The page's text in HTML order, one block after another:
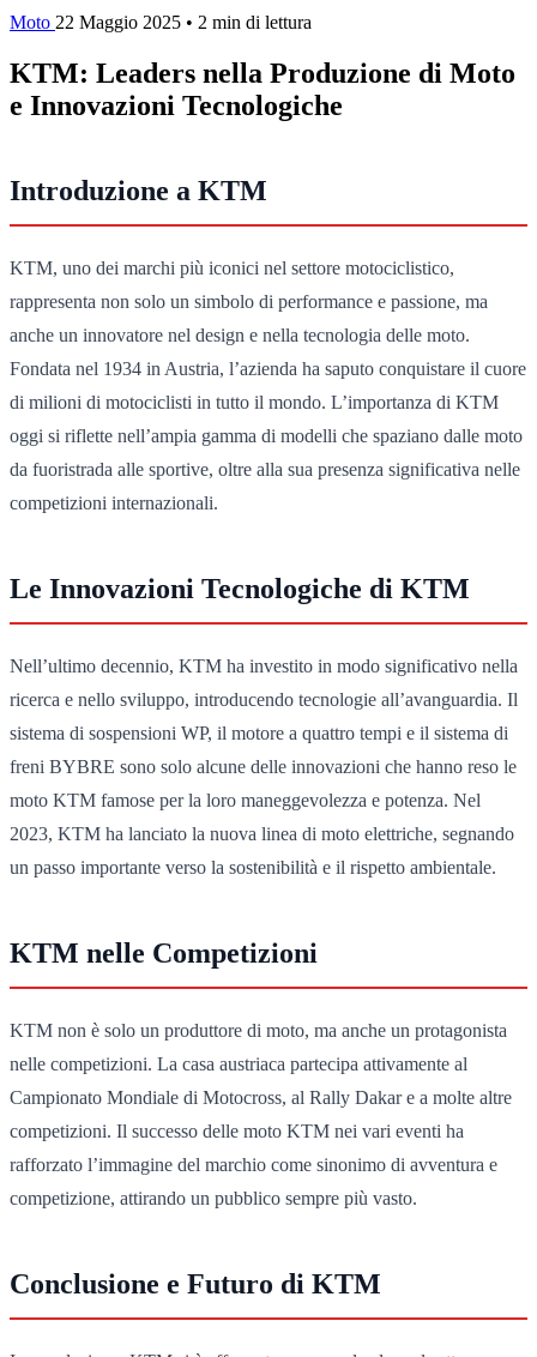
Moto 22 Maggio 2025 • 2 min di lettura
KTM: Leaders nella Produzione di Moto
e Innovazioni Tecnologiche
Introduzione a KTM
KTM, uno dei marchi più iconici nel settore motociclistico,
rappresenta non solo un simbolo di performance e passione, ma
anche un innovatore nel design e nella tecnologia delle moto.
Fondata nel 1934 in Austria, l’azienda ha saputo conquistare il cuore
di milioni di motociclisti in tutto il mondo. L’importanza di KTM
oggi si riflette nell’ampia gamma di modelli che spaziano dalle moto
da fuoristrada alle sportive, oltre alla sua presenza significativa nelle
competizioni internazionali.
Le Innovazioni Tecnologiche di KTM
Nell’ultimo decennio, KTM ha investito in modo significativo nella
ricerca e nello sviluppo, introducendo tecnologie all’avanguardia. Il
sistema di sospensioni WP, il motore a quattro tempi e il sistema di
freni BYBRE sono solo alcune delle innovazioni che hanno reso le
moto KTM famose per la loro maneggevolezza e potenza. Nel
2023, KTM ha lanciato la nuova linea di moto elettriche, segnando
un passo importante verso la sostenibilità e il rispetto ambientale.
KTM nelle Competizioni
KTM non è solo un produttore di moto, ma anche un protagonista
nelle competizioni. La casa austriaca partecipa attivamente al
Campionato Mondiale di Motocross, al Rally Dakar e a molte altre
competizioni. Il successo delle moto KTM nei vari eventi ha
rafforzato l’immagine del marchio come sinonimo di avventura e
competizione, attirando un pubblico sempre più vasto.
Conclusione e Futuro di KTM